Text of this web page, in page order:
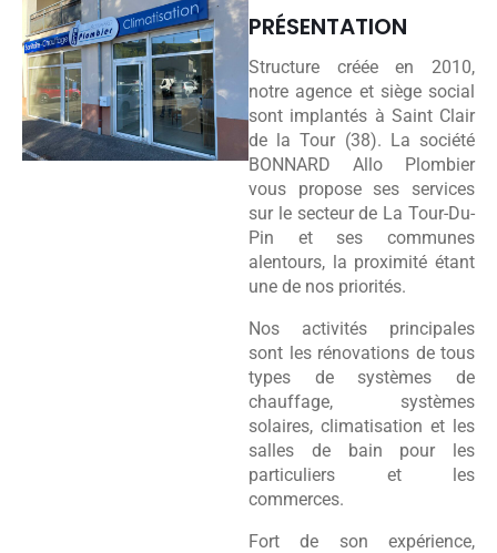
PRÉSENTATION
Structure créée en 2010,
notre agence et siège social
sont implantés à Saint Clair
de la Tour (38). La société
BONNARD Allo Plombier
vous propose ses services
sur le secteur de La Tour-Du-
Pin et ses communes
alentours, la proximité étant
une de nos priorités.
Nos activités principales
sont les rénovations de tous
types de systèmes de
chauffage, systèmes
solaires, climatisation et les
salles de bain pour les
particuliers et les
commerces.
Fort de son expérience,